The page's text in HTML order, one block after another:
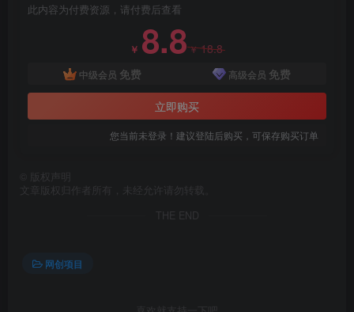
此内容为付费资源，请付费后查看
￥ 8.8￥18.8
中级会员 免费 高级会员 免费
立即购买
您当前未登录！建议登陆后购买，可保存购买订单
版权声明
文章版权归作者所有，未经允许请勿转载。
THE END
网创项目